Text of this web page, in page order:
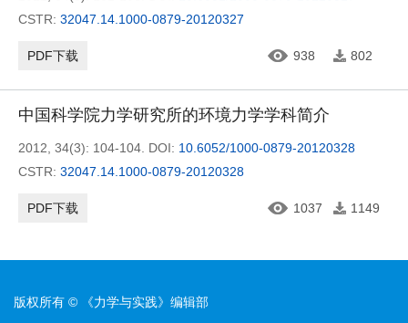
CSTR: 32047.14.1000-0879-20120327
PDF下载 938 802
中国科学院力学研究所的环境力学学科简介
2012, 34(3): 104-104. DOI: 10.6052/1000-0879-20120328
CSTR: 32047.14.1000-0879-20120328
PDF下载 1037 1149
版权所有 © 《力学与实践》编辑部